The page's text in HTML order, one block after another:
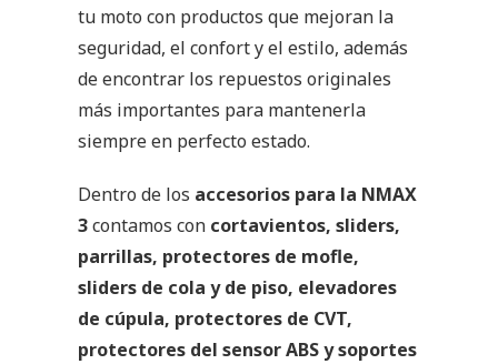
tu moto con productos que mejoran la
seguridad, el confort y el estilo, además
de encontrar los repuestos originales
más importantes para mantenerla
siempre en perfecto estado.
Dentro de los accesorios para la NMAX
3contamos con cortavientos, sliders,
parrillas, protectores de mofle,
sliders de cola y de piso, elevadores
de cúpula, protectores de CVT,
protectores del sensor ABS y soportes